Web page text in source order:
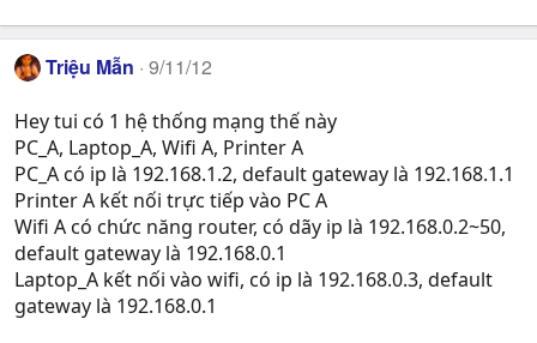
Triệu Mẫn 9/11/12
Hey tui có 1 hệ thống mạng thế này
PC_A, Laptop_A, Wifi A, Printer A
PC_A có ip là 192.168.1.2, default gateway là 192.168.1.1
Printer A kết nối trực tiếp vào PC A
Wifi A có chức năng router, có dãy ip là 192.168.0.2~50,
default gateway là 192.168.0.1
Laptop_A kết nối vào wifi, có ip là 192.168.0.3, default
gateway là 192.168.0.1